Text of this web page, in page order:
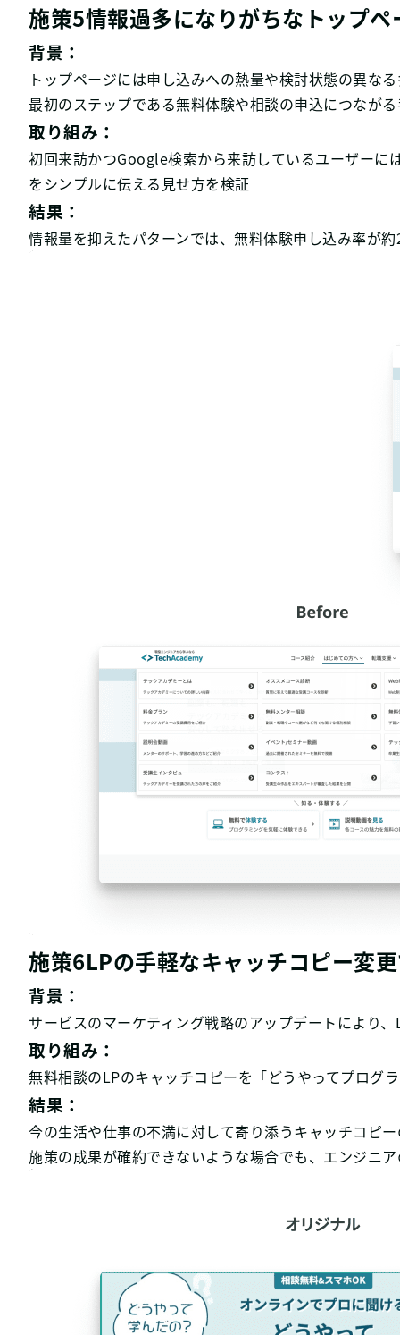
施策5情報過多になりがちなトップ
背景：
トップページには申し込みへの熱量や検討状態の異な
最初のステップである無料体験や相談の申込につなが
取り組み：
初回来訪かつGoogle検索から来訪しているユーザーに
をシンプルに伝える見せ方を検証
結果：
情報量を抑えたパターンでは、無料体験申し込み率が
施策6LPの手軽なキャッチコピー変
背景：
サービスのマーケティング戦略のアップデートにより
取り組み：
無料相談のLPのキャッチコピーを「どうやってプログ
結果：
今の生活や仕事の不満に対して寄り添うキャッチコピ
施策の成果が確約できないような場合でも、エンジニ